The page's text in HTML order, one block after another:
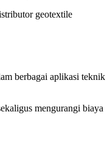
geotextile
berbagai aplikasi teknik
mengurangi biaya